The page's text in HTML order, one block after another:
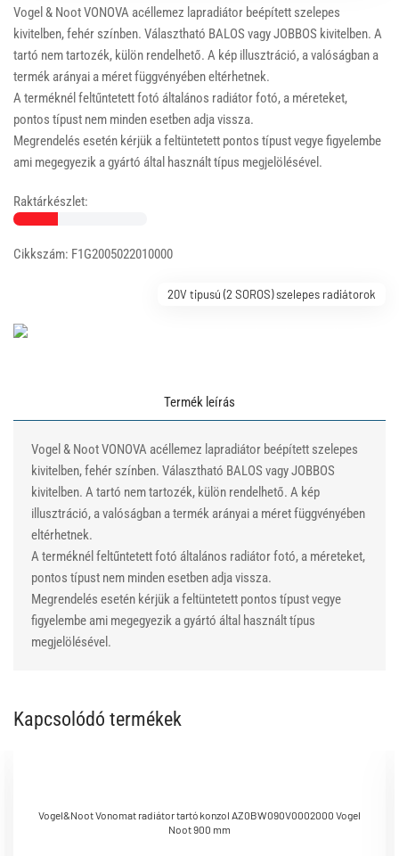
Vogel & Noot VONOVA acéllemez lapradiátor beépített szelepes
kivitelben, fehér színben. Választható BALOS vagy JOBBOS kivitelben. A
tartó nem tartozék, külön rendelhető. A kép illusztráció, a valóságban a
termék arányai a méret függvényében eltérhetnek.
A terméknél feltűntetett fotó általános radiátor fotó, a méreteket,
pontos típust nem minden esetben adja vissza.
Megrendelés esetén kérjük a feltüntetett pontos típust vegye figyelembe
ami megegyezik a gyártó által használt típus megjelölésével.
Raktárkészlet:
Cikkszám: F1G2005022010000
20V tipusú (2 SOROS) szelepes radiátorok
Termék leírás
Vogel & Noot VONOVA acéllemez lapradiátor beépített szelepes
kivitelben, fehér színben. Választható BALOS vagy JOBBOS
kivitelben. A tartó nem tartozék, külön rendelhető. A kép
illusztráció, a valóságban a termék arányai a méret függvényében
eltérhetnek.
A terméknél feltűntetett fotó általános radiátor fotó, a méreteket,
pontos típust nem minden esetben adja vissza.
Megrendelés esetén kérjük a feltüntetett pontos típust vegye
figyelembe ami megegyezik a gyártó által használt típus
megjelölésével.
Kapcsolódó termékek
Vogel&Noot Vonomat radiátor tartó konzol AZ0BW090V0002000 Vogel
Noot 900 mm